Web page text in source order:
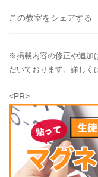
この教室をシェアする
※掲載内容の修正や追加
だいております。詳しく
<PR>